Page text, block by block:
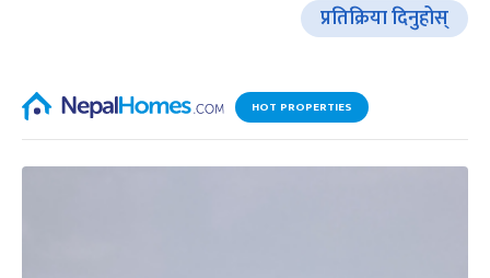
प्रतिक्रिया दिनुहोस्
HOT PROPERTIES